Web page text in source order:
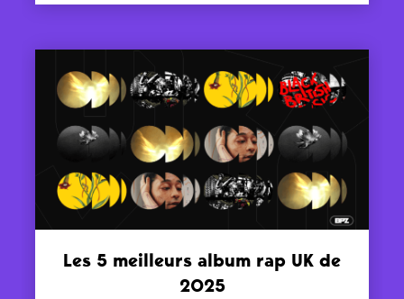
Les 5 meilleurs album rap UK de
2025